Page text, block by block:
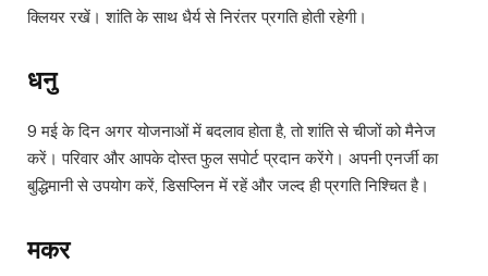
क्लियर रखें। शांति के साथ धैर्य से निरंतर प्रगति होती रहेगी।
धनु
9 मई के दिन अगर योजनाओं में बदलाव होता है, तो शांति से चीजों को मैनेज
करें। परिवार और आपके दोस्त फुल सपोर्ट प्रदान करेंगे। अपनी एनर्जी का
बुद्धिमानी से उपयोग करें, डिसप्लिन में रहें और जल्द ही प्रगति निश्चित है।
मकर